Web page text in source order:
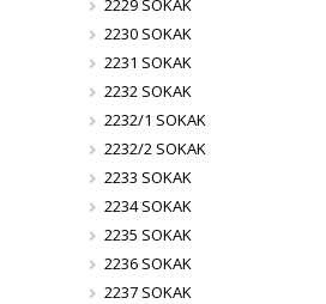
2229 SOKAK
2230 SOKAK
2231 SOKAK
2232 SOKAK
2232/1 SOKAK
2232/2 SOKAK
2233 SOKAK
2234 SOKAK
2235 SOKAK
2236 SOKAK
2237 SOKAK